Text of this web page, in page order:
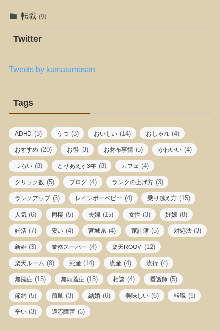
転職 (9)
Twitter
Tweets by kumatumasan
Tags
ADHD (3) うつ (3) おいしい (14) おしゃれ (4)
おすすめ (20) お得 (3) お財布事情 (5) かわいい (4)
つらい (3) とりあえず3年 (3) カフェ (4)
クリック数 (5) ブログ (4) ランクの上げ方 (3)
ランクアップ(3) レインボーベビー (4) 乗り越え方 (15)
人気 (6) 同棲 (5) 夫婦 (15) 女性 (3) 妊娠 (8)
妊活 (7) 安い (4) 宮城県 (4) 家計簿 (5) 対処法 (3)
新婚 (3) 業務スーパー (4) 楽天ROOM (12)
楽天ルーム (8) 死産 (14) 流産 (4) 流行 (4)
無脳症 (15) 無頭蓋症 (15) 相談 (4) 看護師 (5)
節約 (5) 簡単 (3) 結婚 (6) 美味しい (6) 転職 (9)
辛い (3) 適応障害 (3)